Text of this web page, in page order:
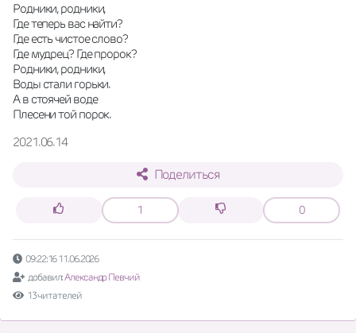
Родники, родники,
Где теперь вас найти?
Где есть чистое слово?
Где мудрец? Где пророк?
Родники, родники,
Воды стали горьки.
А в стоячей воде
Плесени той порок.
2021.06.14
Поделиться
1 0
09:22:16 11.06.2026
добавил:Александр Певчий
13 читателей